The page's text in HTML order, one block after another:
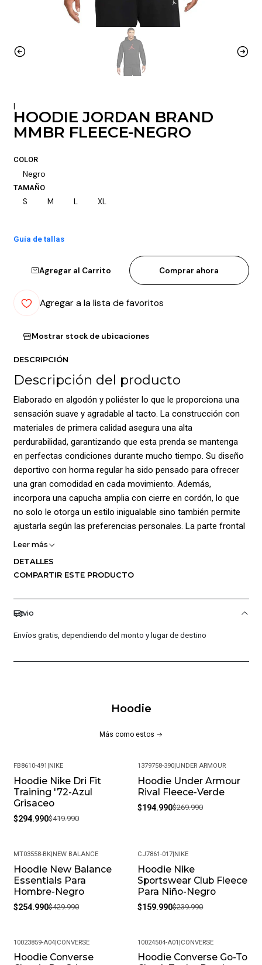
|
HOODIE JORDAN BRAND
MMBR FLEECE-NEGRO
COLOR
Negro
TAMAÑO
S M L XL
Guía de tallas
Agregar al Carrito Comprar ahora
Agregar a la lista de favoritos
Mostrar stock de ubicaciones
DESCRIPCIÓN
Descripción del producto
Elaborado en algodón y poliéster lo que le proporciona una
sensación suave y agradable al tacto. La construcción con
materiales de primera calidad asegura una alta
perdurabilidad, garantizando que esta prenda se mantenga
en perfectas condiciones durante mucho tiempo. Su diseño
deportivo con horma regular ha sido pensado para ofrecer
una gran comodidad en cada movimiento. Además,
incorpora una capucha amplia con cierre en cordón, lo que
no solo le otorga un estilo inigualable sino también permite
ajustarla según las preferencias personales. La parte frontal
de esta prenda posee un práctico bolsillo tipo canguro,
calidez acogedora, creando una sensación de confort
excepcional. Tanto las mangas como la cinturilla presentan
óptimo en estas áreas clave, ofreciendo un mejor ajuste.
Leer más
DETALLES
COMPARTIR ESTE PRODUCTO
Envio
Envíos gratis, dependiendo del monto y lugar de destino
Hoodie
Más como estos
-30%
FB8610-491 |NIKE
Hoodie Nike Dri Fit
Training '72-Azul
Grisaceo
$294.990$419.990
-28%
1379758-390|UNDER ARMOUR
Hoodie Under Armour
Rival Fleece-Verde
$194.990$269.990
-41%
MT03558-BK|NEW BALANCE
Hoodie New Balance
Essentials Para
Hombre-Negro
$254.990$429.990
-33%
CJ7861-017|NIKE
Hoodie Nike
Sportswear Club Fleece
Para Niño-Negro
$159.990$239.990
-35%
10023859-A04|CONVERSE
Hoodie Converse
-36%
10024504-A01 |CONVERSE
Hoodie Converse Go-To